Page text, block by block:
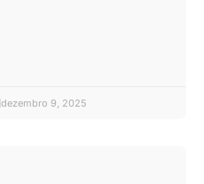
dezembro 9, 2025